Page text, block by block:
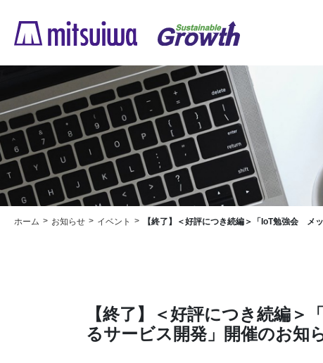
ホーム お知らせ イベント 【終了】＜好評につき続編＞「IoT勉強会 メッシュネットワー
【終了】＜好評につき続編
るサービス開発」開催のお知